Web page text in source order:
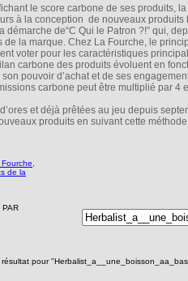
le score carbone de ses produits,
à la conception de nouveaux
démarche de“C Qui le Patron ?!” qui,
de la marque. Chez La Fourche, le
voter pour les caractéristiques
carbone des produits évoluent en
pouvoir d’achat et de ses
carbone peut être multiplié par 4
et déjà prêtées au jeu depuis
produits en suivant cette
pour